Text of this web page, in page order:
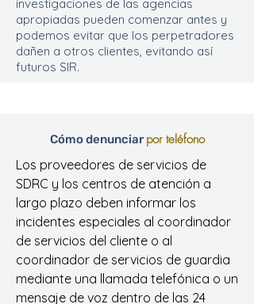
investigaciones de las agencias
apropiadas pueden comenzar antes y
podemos evitar que los perpetradores
dañen a otros clientes, evitando así
futuros SIR.
Cómo denunciar por teléfono
Los proveedores de servicios de
SDRC y los centros de atención a
largo plazo deben informar los
incidentes especiales al coordinador
de servicios del cliente o al
coordinador de servicios de guardia
mediante una llamada telefónica o un
mensaje de voz dentro de las 24